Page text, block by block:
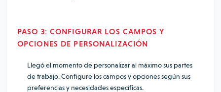
PASO 3: CONFIGURAR LOS CAMPOS Y
OPCIONES DE PERSONALIZACIÓN
Llegó el momento de personalizar al máximo sus partes
de trabajo. Configure los campos y opciones según sus
preferencias y necesidades específicas.